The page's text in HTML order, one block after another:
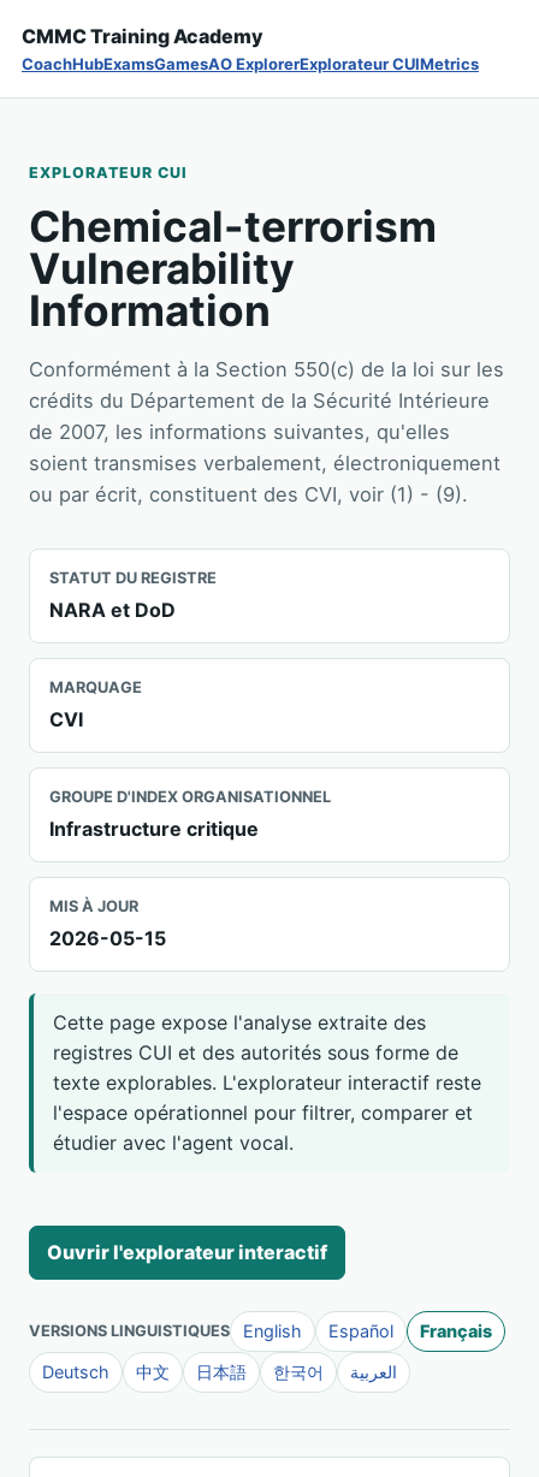
CMMC Training Academy
CoachHubExamsGamesAO ExplorerExplorateur CUIMetrics
EXPLORATEUR CUI
Chemical-terrorism
Vulnerability
Information
Conformément à la Section 550(c) de la loi sur les
crédits du Département de la Sécurité Intérieure
de 2007, les informations suivantes, qu'elles
soient transmises verbalement, électroniquement
ou par écrit, constituent des CVI, voir (1) - (9).
STATUT DU REGISTRE
NARA et DoD
MARQUAGE
CVI
GROUPE D'INDEX ORGANISATIONNEL
Infrastructure critique
MIS À JOUR
2026-05-15
Cette page expose l'analyse extraite des
registres CUI et des autorités sous forme de
texte explorables. L'explorateur interactif reste
l'espace opérationnel pour filtrer, comparer et
étudier avec l'agent vocal.
Ouvrir l'explorateur interactif
VERSIONS LINGUISTIQUES English Español
Français
Deutsch
中文 日本語 한국어 العربية